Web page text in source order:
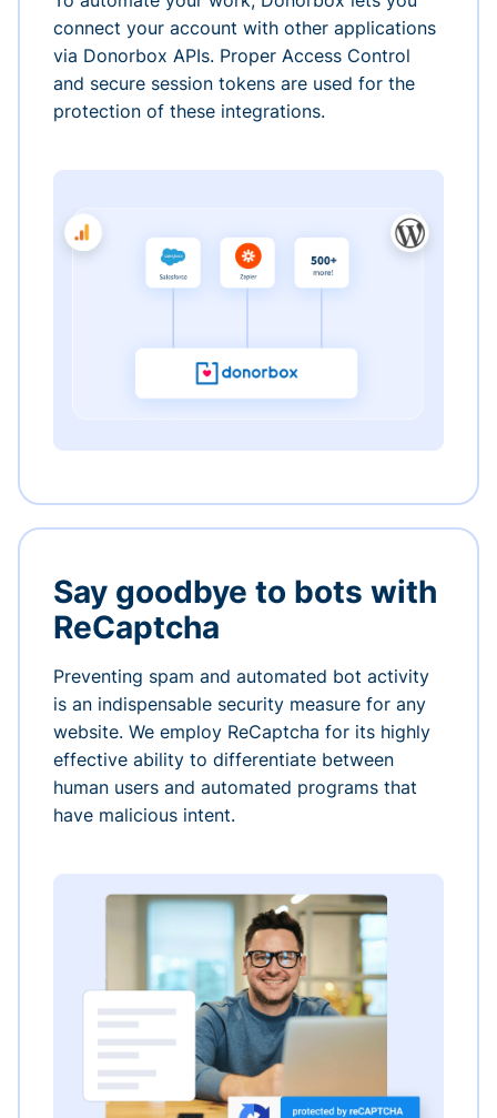
connect your account with other applications
via Donorbox APIs. Proper Access Control
and secure session tokens are used for the
protection of these integrations.
Say goodbye to bots with
ReCaptcha
Preventing spam and automated bot activity
is an indispensable security measure for any
website. We employ ReCaptcha for its highly
effective ability to differentiate between
human users and automated programs that
have malicious intent.